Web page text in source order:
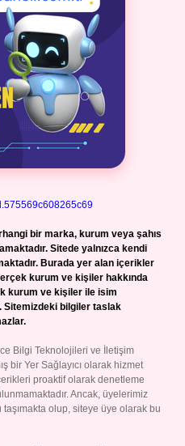
bir marka, kurum veya şahıs
Sitede yalnızca kendi
Burada yer alan içerikler
kurum ve kişiler hakkında
kurum ve kişiler ile isim
Sitemizdeki bilgiler taslak
Bilgi Teknolojileri ve İletişim
bir Yer Sağlayıcı olarak hizmet
proaktif olarak denetleme
Ancak, üyelerimiz
olup, siteye üye olarak bu